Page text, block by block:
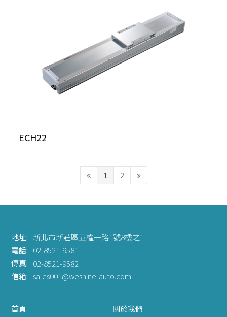
ECH22
1 2
地址: 新北市新莊區五權一路1號8樓之1
電話: 02-8521-9581
傳真: 02-8521-9582
信箱: sales001@weshine-auto.com
首頁
關於我們